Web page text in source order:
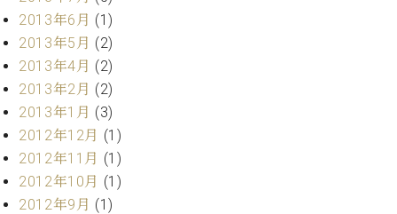
2013年6月 (1)
2013年5月 (2)
2013年4月 (2)
2013年2月 (2)
2013年1月 (3)
2012年12月 (1)
2012年11月 (1)
2012年10月 (1)
2012年9月 (1)